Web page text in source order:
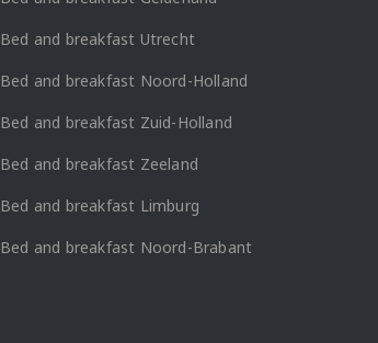
Bed and breakfast Utrecht
Bed and breakfast Noord-Holland
Bed and breakfast Zuid-Holland
Bed and breakfast Zeeland
Bed and breakfast Limburg
Bed and breakfast Noord-Brabant